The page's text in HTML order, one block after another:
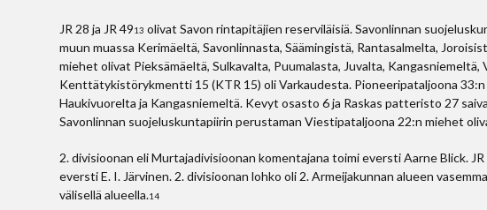
JR 28 ja JR 4913 olivat Savon rintapitäjien reserviläisiä. Savonlinnan
muun muassa Kerimäeltä, Savonlinnasta, Säämingistä, Rantasalmelta,
miehet olivat Pieksämäeltä, Sulkavalta, Puumalasta, Juvalta,
Kenttätykistörykmentti 15 (KTR 15) oli Varkaudesta. Pioneeripataljoona 33:n
Haukivuorelta ja Kangasniemeltä. Kevyt osasto 6 ja Raskas patteristo 27
Savonlinnan suojeluskuntapiirin perustaman Viestipataljoona 22:n miehet
2. divisioonan eli Murtajadivisioonan komentajana toimi eversti Aarne Blick.
eversti E. I. Järvinen. 2. divisioonan lohko oli 2. Armeijakunnan alueen
välisellä alueella.14